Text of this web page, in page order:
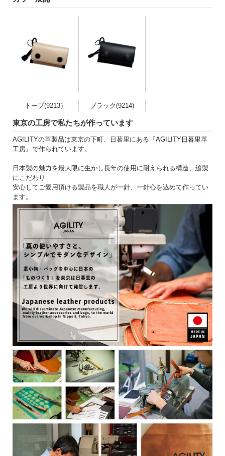
トープ(9213） ブラック(9214)
東京の工房で私たちが作っています
AGILITYの革製品は東京の下町、日暮里にある『AGILITY日暮里革
工房 』で作られています。
日本製の魅力を最大限に生かし長年の使用に耐えられる構造、縫製
にこだわり
安心してご愛用頂ける製品を職人が一針、一針心を込めて作ってい
ます。